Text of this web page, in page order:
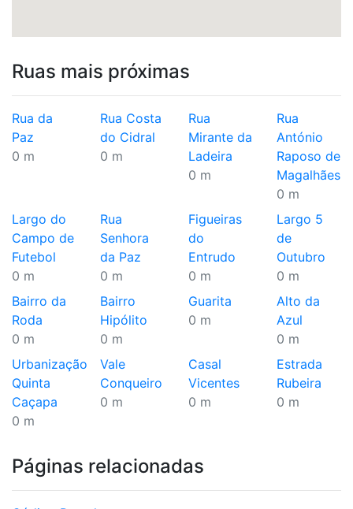
Ruas mais próximas
Rua da
Paz
0 m
Rua Costa
do Cidral
0 m
Rua
Mirante da
Ladeira
0 m
Rua
António
Raposo de
Magalhães
0 m
Largo do
Campo de
Futebol
0 m
Rua
Senhora
da Paz
0 m
Figueiras
do
Entrudo
0 m
Largo 5
de
Outubro
0 m
Bairro da
Roda
0 m
Bairro
Hipólito
0 m
Guarita
0 m
Alto da
Azul
0 m
Urbanização
Quinta
Caçapa
0 m
Vale
Conqueiro
0 m
Casal
Vicentes
0 m
Estrada
Rubeira
0 m
Páginas relacionadas